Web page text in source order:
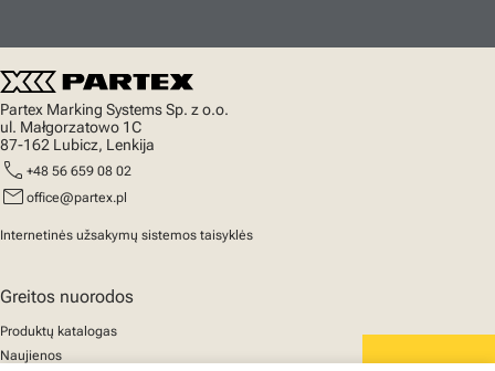
Partex Marking Systems Sp. z o.o.
ul. Małgorzatowo 1C
87-162 Lubicz, Lenkija
call +48 56 659 08 02
mail office@partex.pl
Internetinės užsakymų sistemos taisyklės
Greitos nuorodos
Produktų katalogas
Naujienos